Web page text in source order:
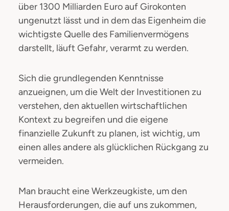
über 1300 Milliarden Euro auf Girokonten
ungenutzt lässt und in dem das Eigenheim die
wichtigste Quelle des Familienvermögens
darstellt, läuft Gefahr, verarmt zu werden.
Sich die grundlegenden Kenntnisse
anzueignen, um die Welt der Investitionen zu
verstehen, den aktuellen wirtschaftlichen
Kontext zu begreifen und die eigene
finanzielle Zukunft zu planen, ist wichtig, um
einen alles andere als glücklichen Rückgang zu
vermeiden.
Man braucht eine Werkzeugkiste, um den
Herausforderungen, die auf uns zukommen,